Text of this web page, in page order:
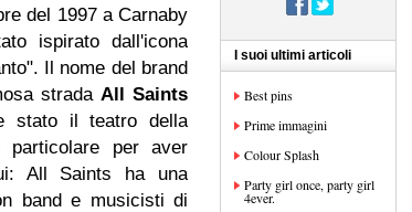
del 1997 a Carnaby
ispirato dall'icona
Il nome del brand
strada All Saints
stato il teatro della
per aver
All Saints ha una
band e musicisti di
I suoi ultimi articoli
Best pins
Prime immagini
Colour Splash
Party girl once, party girl
4ever.